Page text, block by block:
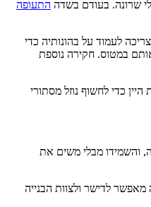
שרונה. בעודם בשדה התעופה
לעמוד על בהונותיה כדי
במטוס. חקירה נוספת
כדי לחשוף נוזל מסתורי
והשמידו מבלי משים את
לדישר ולצוות הבנייה